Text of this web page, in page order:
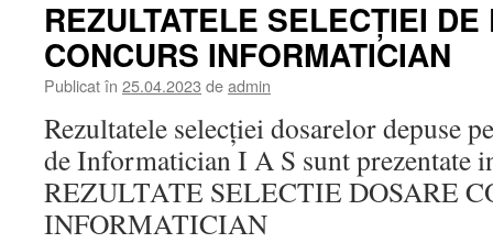
REZULTATELE SELECȚIEI
CONCURS INFORMATICIAN
Publicat în 25.04.2023 deadmin
Rezultatele selecției dosarelor depuse
de Informatician I A S sunt prezentate
REZULTATE SELECTIE DOSARE
INFORMATICIAN